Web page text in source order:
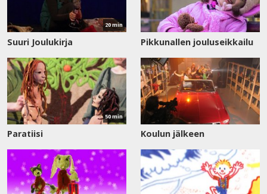
20 min
Suuri Joulukirja Pikkunallen jouluseikkailu
Katso
nyt
50 min
Paratiisi Koulun jälkeen